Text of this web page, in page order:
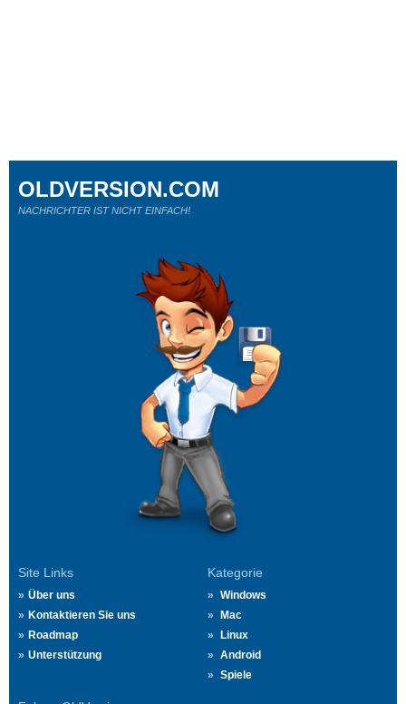
Site Links
Über uns
Kontaktieren Sie uns
Roadmap
Unterstützung
Kategorie
Windows
Mac
Linux
Android
Spiele
OLDVERSION.COM
NACHRICHTER IST NICHT EINFACH!